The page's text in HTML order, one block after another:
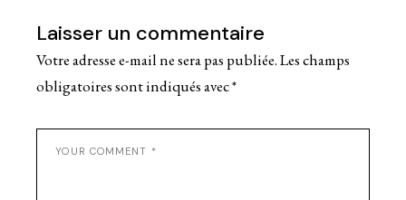
Laisser un commentaire
Votre adresse e-mail ne sera pas publiée.Les champs
obligatoires sont indiqués avec*